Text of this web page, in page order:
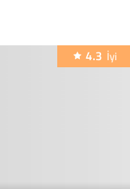
4.3 İyi